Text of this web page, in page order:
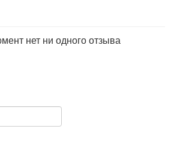
нет ни одного отзыва